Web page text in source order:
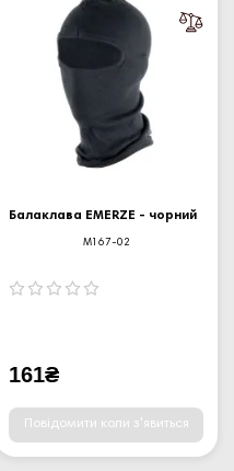
Балаклава EMERZE - чорний
M167-02
161₴
Повідомити коли з'явиться